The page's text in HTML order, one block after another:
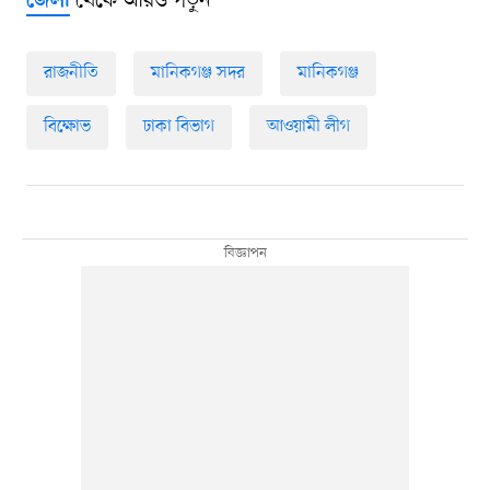
রাজনীতি মানিকগঞ্জ সদর মানিকগঞ্জ
বিক্ষোভ ঢাকা বিভাগ আওয়ামী লীগ